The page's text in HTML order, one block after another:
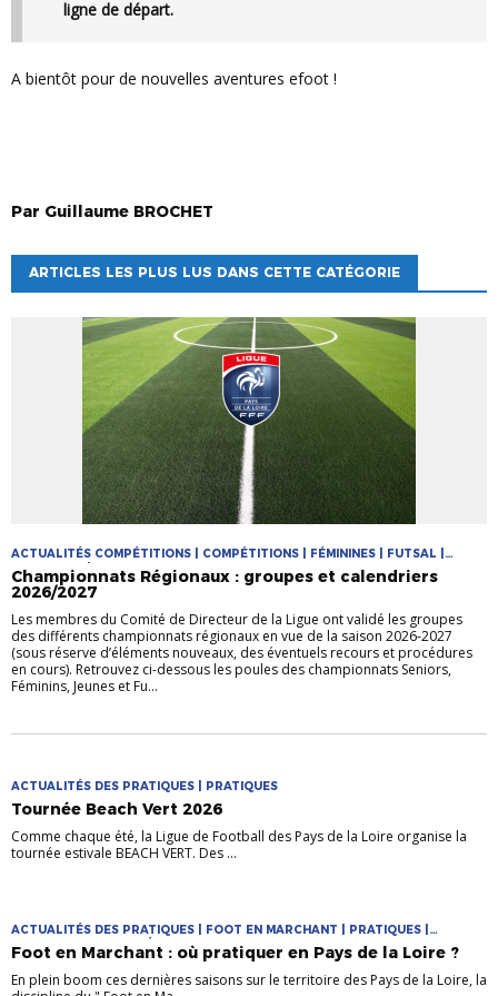
ligne de départ.
A bientôt pour de nouvelles aventures efoot !
Par Guillaume BROCHET
ARTICLES LES PLUS LUS DANS CETTE CATÉGORIE
ACTUALITÉS COMPÉTITIONS | COMPÉTITIONS | FÉMININES | FUTSAL |
PRATIQUES | PRATIQUES JEUNES
Championnats Régionaux : groupes et calendriers
2026/2027
Les membres du Comité de Directeur de la Ligue ont validé les groupes
des différents championnats régionaux en vue de la saison 2026-2027
(sous réserve d’éléments nouveaux, des éventuels recours et procédures
en cours). Retrouvez ci-dessous les poules des championnats Seniors,
Féminins, Jeunes et Fu...
ACTUALITÉS DES PRATIQUES | PRATIQUES
Tournée Beach Vert 2026
Comme chaque été, la Ligue de Football des Pays de la Loire organise la
tournée estivale BEACH VERT. Des ...
ACTUALITÉS DES PRATIQUES | FOOT EN MARCHANT | PRATIQUES |
PRATIQUES DIVERSIFIÉES
Foot en Marchant : où pratiquer en Pays de la Loire ?
En plein boom ces dernières saisons sur le territoire des Pays de la Loire, la